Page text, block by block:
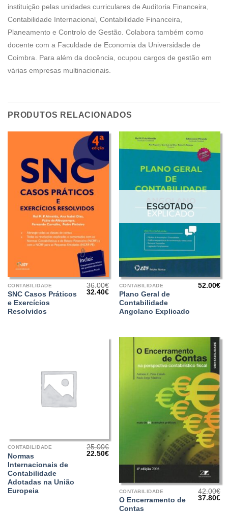
instituição pelas unidades curriculares de Auditoria Financeira,
Contabilidade Internacional, Contabilidade Financeira,
Planeamento e Controlo de Gestão. Colabora também como
docente com a Faculdade de Economia da Universidade de
Coimbra. Para além da docência, ocupou cargos de gestão em
várias empresas multinacionais.
PRODUTOS RELACIONADOS
CONTABILIDADE
SNC Casos Práticos
e Exercícios
Resolvidos
36.00€
O
32.40€O
preço
atual
32.40€.
ESGOTADO
CONTABILIDADE
Plano Geral de
Contabilidade
Angolano Explicado
52.00€
CONTABILIDADE
Normas
Internacionais de
Contabilidade
Adotadas na União
Europeia
25.00€
O
22.50€O
atual
CONTABILIDADE
O Encerramento de
Contas
42.00€
O
37.80€O